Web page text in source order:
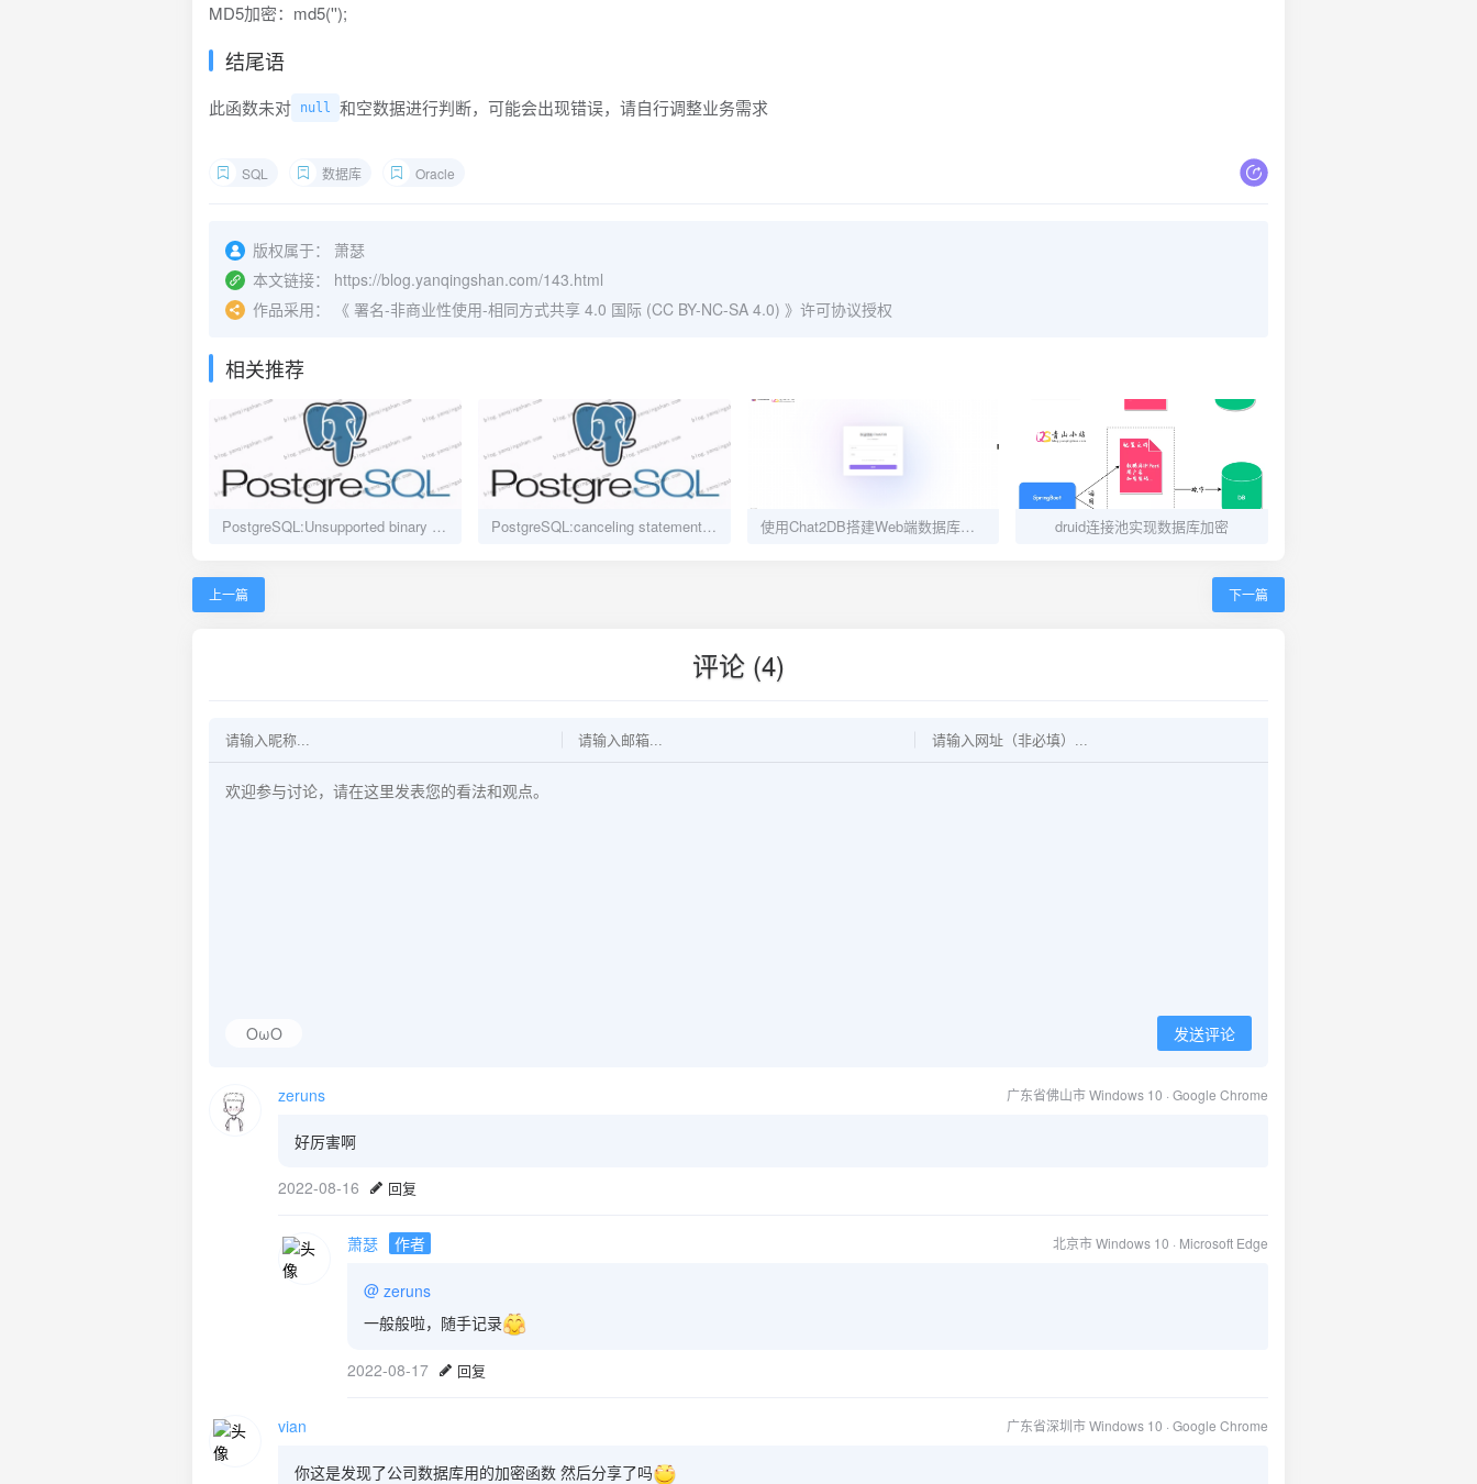
MD5加密：md5('');
结尾语
此函数未对 null 和空数据进行判断，可能会出现错误，请自行调整业务需求
SQL 数据库 Oracle
版权属于：
萧瑟
本文链接：
https://blog.yanqingshan.com/143.html
作品采用：
《 署名-非商业性使用-相同方式共享 4.0 国际 (CC BY-NC-SA 4.0) 》许可协议授权
相关推荐
PostgreSQL:Unsupported binary encoding of timestamp. PostgreSQL:canceling statement due to statement timeout异常处理 使用Chat2DB搭建Web端数据库管理工具 druid连接池实现数据库加密
上一篇 下一篇
评论 (4)
OωO 发送评论
zeruns 广东省佛山市 Windows 10 · Google Chrome
好厉害啊
2022-08-16 回复
萧瑟 作者 北京市 Windows 10 · Microsoft Edge
@ zeruns
一般般啦，随手记录
2022-08-17 回复
vian 广东省深圳市 Windows 10 · Google Chrome
你这是发现了公司数据库用的加密函数 然后分享了吗